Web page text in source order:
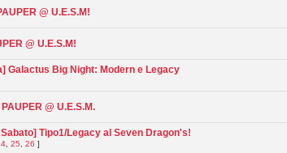
@ U.E.S.M!
@ U.E.S.M!
Galactus Big Night: Modern e Legacy
@ U.E.S.M.
Tipo1/Legacy al Seven Dragon's!
,25 ,26 ]